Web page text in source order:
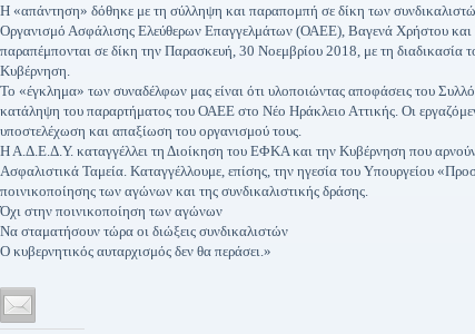
Η «απάντηση» δόθηκε με τη σύλληψη και παραπομπή σε δίκη των
Οργανισμό Ασφάλισης Ελεύθερων Επαγγελμάτων (ΟΑΕΕ), Βαγενά Χρήστου και
παραπέμπονται σε δίκη την Παρασκευή, 30 Νοεμβρίου 2018, με τη
Κυβέρνηση.
Το «έγκλημα» των συναδέλφων μας είναι ότι υλοποιώντας αποφάσεις του
κατάληψη του παραρτήματος του ΟΑΕΕ στο Νέο Ηράκλειο Αττικής. Οι
υποστελέχωση και απαξίωση του οργανισμού τους.
Η Α.Δ.Ε.Δ.Υ. καταγγέλλει τη Διοίκηση του ΕΦΚΑ και την Κυβέρνηση που
Ασφαλιστικά Ταμεία. Καταγγέλλουμε, επίσης, την ηγεσία του Υπουργείου
ποινικοποίησης των αγώνων και της συνδικαλιστικής δράσης.
Όχι στην ποινικοποίηση των αγώνων
Να σταματήσουν τώρα οι διώξεις συνδικαλιστών
Ο κυβερνητικός αυταρχισμός δεν θα περάσει.»